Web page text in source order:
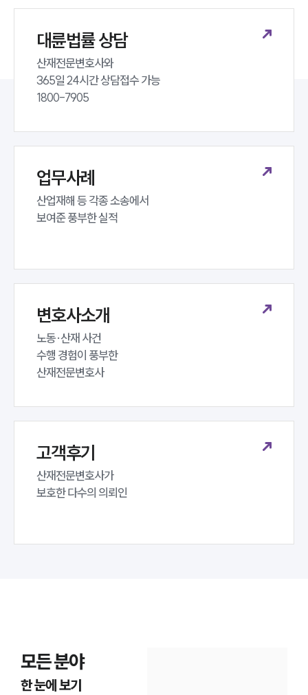
대륜법률 상담
산재전문변호사와
365일 24시간 상담접수 가능
1800-7905
업무사례
산업재해 등 각종 소송에서
보여준 풍부한 실적
변호사소개
노동·산재 사건
수행 경험이 풍부한
산재전문변호사
고객후기
산재전문변호사가
보호한 다수의 의뢰인
모든 분야
한 눈에 보기